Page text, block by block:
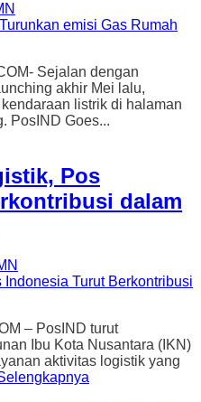
Sejalan dengan
akhir Mei lalu,
listrik di halaman
PosIND Goes...
Pos
dalam
– PosIND turut
Ibu Kota Nusantara (IKN)
aktivitas logistik yang